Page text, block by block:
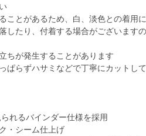
ことがあるため、白、淡色との着用
したり、付着する場合がございます
ちが発生することがあります
ぱらずハサミなどで丁寧にカットし
れるバインダー仕様を採用
・シーム仕上げ